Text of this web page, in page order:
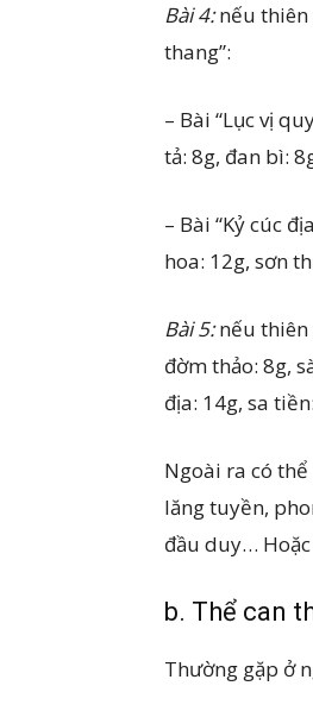
Bài 4:nếu thiên
thang”:
– Bài “Lục vị
tả: 8g, đan bì:
– Bài “Kỷ cúc
hoa: 12g, sơn
Bài 5:nếu thiên
đờm thảo: 8g,
địa: 14g, sa
Ngoài ra có
lăng tuyền,
đầu duy…
b. Thể can
Thường gặp ở